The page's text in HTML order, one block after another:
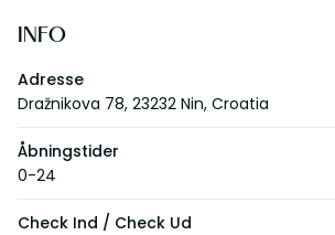
INFO
Adresse
Dražnikova 78, 23232 Nin, Croatia
Åbningstider
0-24
Check Ind / Check Ud